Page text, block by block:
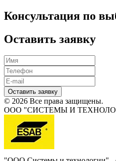
Консультация по
Оставить заявку
Оставить заявку
© 2026 Все права защищены.
ООО "СИСТЕМЫ И